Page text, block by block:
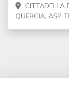
CITTADELLA
QUERCIA, ASP